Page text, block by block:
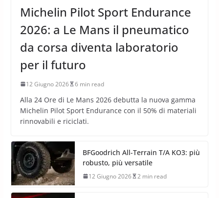
Michelin Pilot Sport Endurance
2026: a Le Mans il pneumatico
da corsa diventa laboratorio
per il futuro
12 Giugno 2026 6 min read
Alla 24 Ore di Le Mans 2026 debutta la nuova gamma
Michelin Pilot Sport Endurance con il 50% di materiali
rinnovabili e riciclati.
BFGoodrich All-Terrain T/A KO3: più
robusto, più versatile
12 Giugno 2026 2 min read